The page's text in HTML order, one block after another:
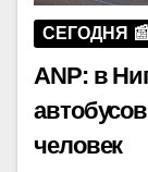
СЕГОДНЯ 📰
ANP: в
человек